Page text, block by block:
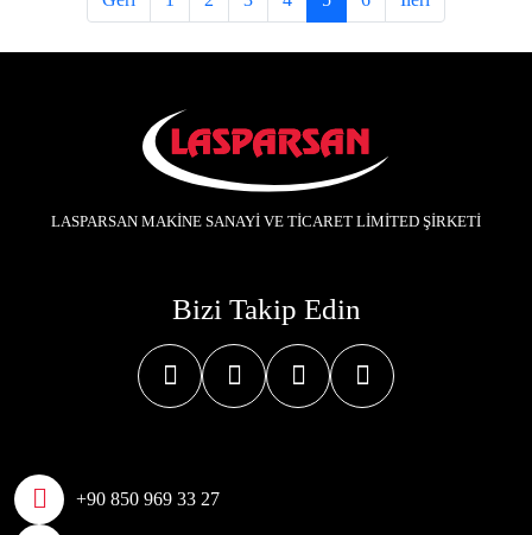
Bizi Takip Edin
LASPARSAN MAKİNE SANAYİ VE TİCARET LİMİTED ŞİRKETİ
+90 850 969 33 27